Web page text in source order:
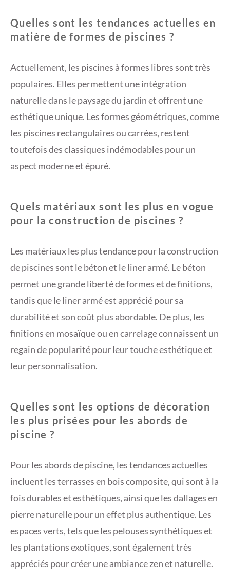
Quelles sont les tendances actuelles en
matière de formes de piscines ?
Actuellement, les piscines à formes libres sont très
populaires. Elles permettent une intégration
naturelle dans le paysage du jardin et offrent une
esthétique unique. Les formes géométriques, comme
les piscines rectangulaires ou carrées, restent
toutefois des classiques indémodables pour un
aspect moderne et épuré.
Quels matériaux sont les plus en vogue
pour la construction de piscines ?
Les matériaux les plus tendance pour la construction
de piscines sont le béton et le liner armé. Le béton
permet une grande liberté de formes et de finitions,
tandis que le liner armé est apprécié pour sa
durabilité et son coût plus abordable. De plus, les
finitions en mosaïque ou en carrelage connaissent un
regain de popularité pour leur touche esthétique et
leur personnalisation.
Quelles sont les options de décoration
les plus prisées pour les abords de
piscine ?
Pour les abords de piscine, les tendances actuelles
incluent les terrasses en bois composite, qui sont à la
fois durables et esthétiques, ainsi que les dallages en
pierre naturelle pour un effet plus authentique. Les
espaces verts, tels que les pelouses synthétiques et
les plantations exotiques, sont également très
appréciés pour créer une ambiance zen et naturelle.